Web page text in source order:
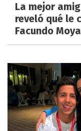
La mejor
reveló qué le
Facundo